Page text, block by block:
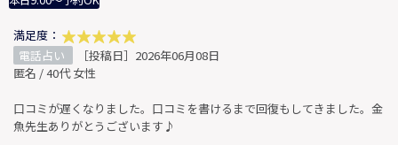
満足度：
電話占い
［投稿日］2026年06月08日
匿名 / 40代 女性
口コミが遅くなりました。口コミを書けるまで回復もしてきました。金
魚先生ありがとうございます♪